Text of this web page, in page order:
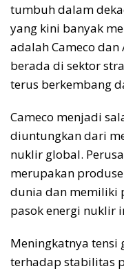
tumbuh dalam
yang kini banyak
adalah Cameco
berada di sektor
terus berkembang
Cameco menjadi
diuntungkan dari
nuklir global.
merupakan
dunia dan memiliki
pasok energi nuklir
Meningkatnya tensi
terhadap stabilitas